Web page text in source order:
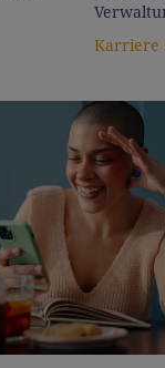
Karriere